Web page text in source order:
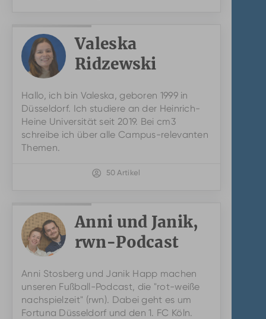
Ridzewski
Valeska
Ridzewski
Hallo, ich bin Valeska, geboren 1999 in
Düsseldorf. Ich studiere an der Heinrich-
Heine Universität seit 2019. Bei cm3
schreibe ich über alle Campus-relevanten
Themen.
50 Artikel
Stosberg
und
Janik
Anni und Janik,
rwn-Podcast
Anni Stosberg und Janik Happ machen
unseren Fußball-Podcast, die "rot-weiße
nachspielzeit" (rwn). Dabei geht es um
Fortuna Düsseldorf und den 1. FC Köln.